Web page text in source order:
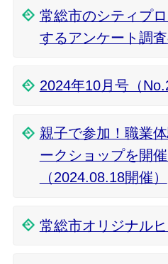
常総市のシティプ
するアンケート調
2024年10月号（
親子で参加！職業
ークショップを開催
（2024.08.18開催）
常総市オリジナル